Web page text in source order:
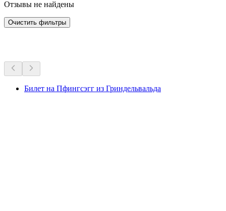
Отзывы не найдены
Очистить фильтры
Билет на Пфингсэгг из Гриндельвальда